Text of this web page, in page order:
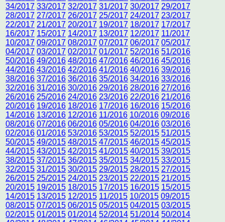
34/2017 33/2017 32/2017 31/2017 30/2017 29/2017
28/2017 27/2017 26/2017 25/2017 24/2017 23/2017
22/2017 21/2017 20/2017 19/2017 18/2017 17/2017
16/2017 15/2017 14/2017 13/2017 12/2017 11/2017
10/2017 09/2017 08/2017 07/2017 06/2017 05/2017
04/2017 03/2017 02/2017 01/2017 52/2016 51/2016
50/2016 49/2016 48/2016 47/2016 46/2016 45/2016
44/2016 43/2016 42/2016 41/2016 40/2016 39/2016
38/2016 37/2016 36/2016 35/2016 34/2016 33/2016
32/2016 31/2016 30/2016 29/2016 28/2016 27/2016
26/2016 25/2016 24/2016 23/2016 22/2016 21/2016
20/2016 19/2016 18/2016 17/2016 16/2016 15/2016
14/2016 13/2016 12/2016 11/2016 10/2016 09/2016
08/2016 07/2016 06/2016 05/2016 04/2016 03/2016
02/2016 01/2016 53/2016 53/2015 52/2015 51/2015
50/2015 49/2015 48/2015 47/2015 46/2015 45/2015
44/2015 43/2015 42/2015 41/2015 40/2015 39/2015
38/2015 37/2015 36/2015 35/2015 34/2015 33/2015
32/2015 31/2015 30/2015 29/2015 28/2015 27/2015
26/2015 25/2015 24/2015 23/2015 22/2015 21/2015
20/2015 19/2015 18/2015 17/2015 16/2015 15/2015
14/2015 13/2015 12/2015 11/2015 10/2015 09/2015
08/2015 07/2015 06/2015 05/2015 04/2015 03/2015
02/2015 01/2015 01/2014 52/2014 51/2014 50/2014